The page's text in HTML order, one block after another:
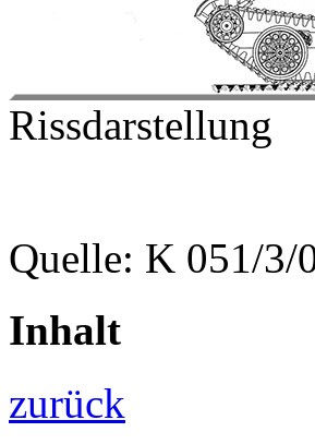
Rissdarstellung
Quelle: K 051/3/
Inhalt
zurück